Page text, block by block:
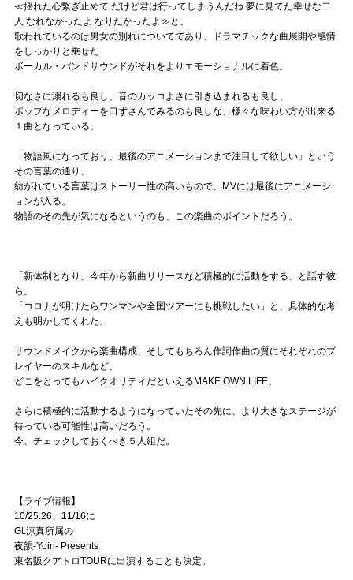
≪揺れた心繋ぎ止めて だけど君は行ってしまうんだね 夢に見てた幸せな二
人 なれなかったよ なりたかったよ≫と、
歌われているのは男女の別れについてであり、ドラマチックな曲展開や感情
をしっかりと乗せた
ボーカル・バンドサウンドがそれをよりエモーショナルに着色。
切なさに溺れるも良し、音のカッコよさに引き込まれるも良し、
ポップなメロディーを口ずさんでみるのも良しな、様々な味わい方が出来る
１曲となっている。
「物語風になっており、最後のアニメーションまで注目して欲しい」という
その言葉の通り、
紡がれている言葉はストーリー性の高いもので、MVには最後にアニメーシ
ョンが入る。
物語のその先が気になるというのも、この楽曲のポイントだろう。
「新体制となり、今年から新曲リリースなど積極的に活動をする」と話す彼
ら。
「コロナが明けたらワンマンや全国ツアーにも挑戦したい」と、具体的な考
えも明かしてくれた。
サウンドメイクから楽曲構成、そしてもちろん作詞作曲の質にそれぞれのプ
レイヤーのスキルなど、
どこをとってもハイクオリティだといえるMAKE OWN LIFE。
さらに積極的に活動するようになっていたその先に、より大きなステージが
待っている可能性は高いだろう。
今、チェックしておくべき５人組だ。
【ライブ情報】
10/25.26、11/16に
Gt.涼真所属の
夜韻-Yoin- Presents
東名阪クアトロTOURに出演することも決定。